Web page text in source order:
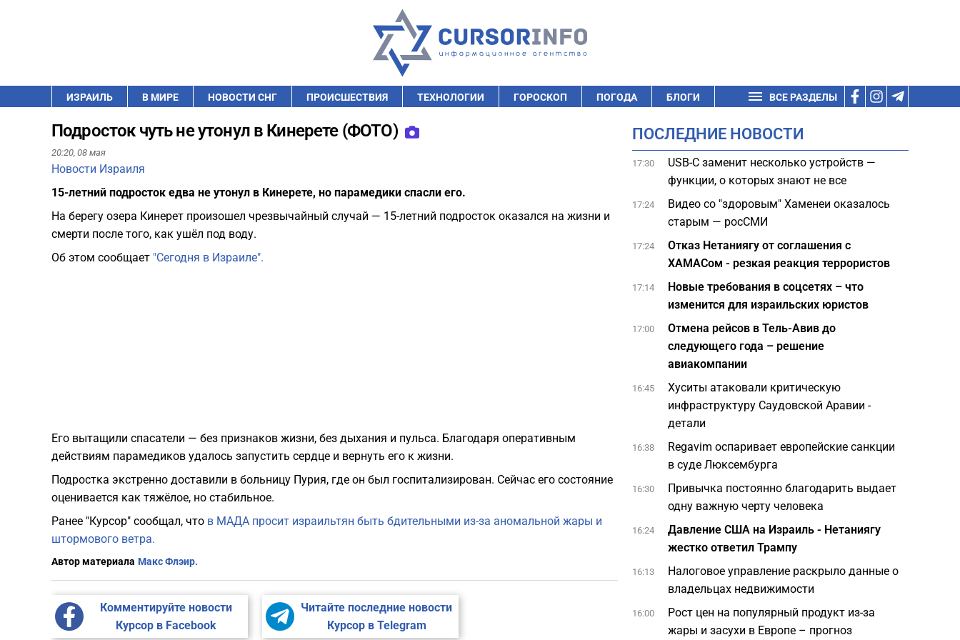
ИЗРАИЛЬ В МИРЕ НОВОСТИ СНГ ПРОИСШЕСТВИЯ ТЕХНОЛОГИИ ГОРОСКОП ПОГОДА БЛОГИ ВСЕ РАЗДЕЛЫ
Подросток чуть не утонул в Кинерете (ФОТО)
20:20, 08 мая
Новости Израиля
15-летний подросток едва не утонул в Кинерете, но парамедики спасли его.
На берегу озера Кинерет произошел чрезвычайный случай — 15-летний подросток оказался на жизни и
смерти после того, как ушёл под воду.
Об этом сообщает "Сегодня в Израиле".
Его вытащили спасатели — без признаков жизни, без дыхания и пульса. Благодаря оперативным
действиям парамедиков удалось запустить сердце и вернуть его к жизни.
Подростка экстренно доставили в больницу Пурия, где он был госпитализирован. Сейчас его состояние
оценивается как тяжёлое, но стабильное.
Ранее "Курсор" сообщал, что в МАДА просит израильтян быть бдительными из-за аномальной жары и
штормового ветра.
Автор материала Макс Флэир.
Комментируйте новости
Курсор в Facebook
Читайте последние новости
Курсор в Telegram
ПОСЛЕДНИЕ НОВОСТИ
17:30
USB-C заменит несколько устройств —
функции, о которых знают не все
17:24
Видео со "здоровым" Хаменеи оказалось
старым — росСМИ
17:24
Отказ Нетаниягу от соглашения с
ХАМАСом - резкая реакция террористов
17:14
Новые требования в соцсетях – что
изменится для израильских юристов
17:00
Отмена рейсов в Тель-Авив до
следующего года – решение
авиакомпании
16:45
Хуситы атаковали критическую
инфраструктуру Саудовской Аравии -
детали
16:38
Regavim оспаривает европейские санкции
в суде Люксембурга
16:30
Привычка постоянно благодарить выдает
одну важную черту человека
16:24
Давление США на Израиль - Нетаниягу
жестко ответил Трампу
16:13
Налоговое управление раскрыло данные о
владельцах недвижимости
16:00
Рост цен на популярный продукт из-за
жары и засухи в Европе – прогноз